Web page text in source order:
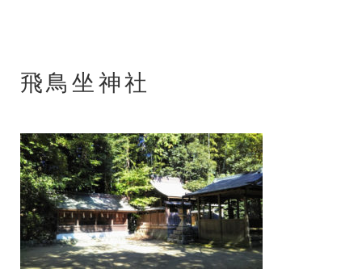
飛鳥坐神社